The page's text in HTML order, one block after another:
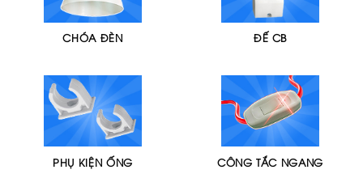
CHÓA ĐÈN ĐẾ CB
PHỤ KIỆN ỐNG CÔNG TẮC NGANG